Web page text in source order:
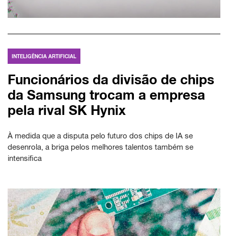
INTELIGÊNCIA ARTIFICIAL
Funcionários da divisão de chips
da Samsung trocam a empresa
pela rival SK Hynix
À medida que a disputa pelo futuro dos chips de IA se
desenrola, a briga pelos melhores talentos também se
intensifica